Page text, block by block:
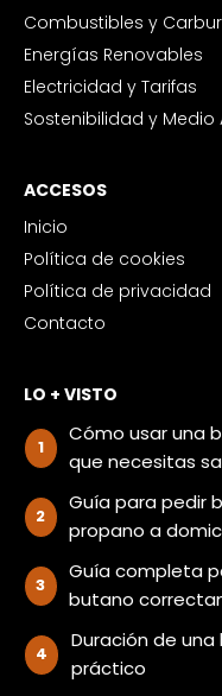
Combustibles y
Energías Renovables
Electricidad y Tarifas
Sostenibilidad y
ACCESOS
Inicio
Política de cookies
Política de privacidad
Contacto
LO + VISTO
Cómo usar una
que necesitas
Guía para pedir
propano a
Guía completa
butano
Duración de
práctico